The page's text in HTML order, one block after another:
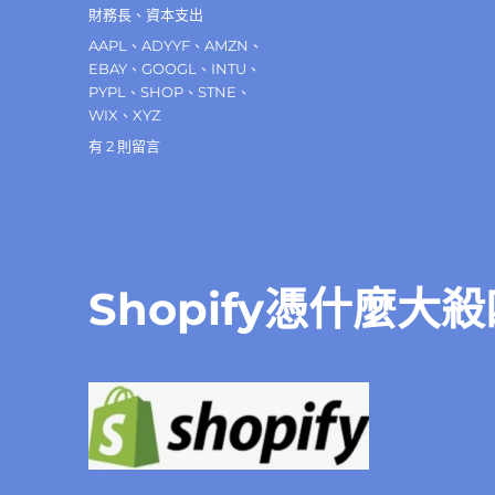
財務長 、資本支出
標
籤
AAPL 、ADYYF 、AMZN 、
EBAY 、GOOGL 、 INTU 、
PYPL
、SHOP 、STNE 、
WIX 、XYZ
在
危
機
力〉
中
有 2 則留言
Shopify憑什麼大殺